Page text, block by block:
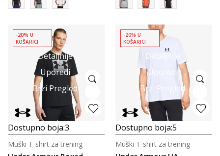
Detaljnije
Uporedi
Brzi Pregled
-20% U
KOŠARICI
Dostupno boja:3
Muški T-shirt za trening
Detaljnije
Uporedi
Brzi Pregled
-20% U
KOŠARICI
Dostupno boja:5
Muški T-shirt za trening